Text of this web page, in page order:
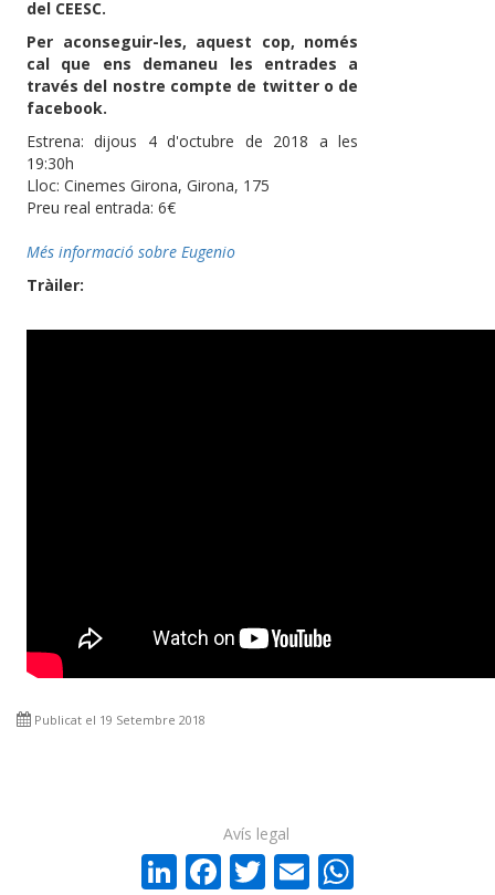
del CEESC.
Per aconseguir-les, aquest cop, només
cal que ens demaneu les entrades a
través del nostre compte de twitter o de
facebook.
Estrena: dijous 4 d'octubre de 2018 a les
19:30h
Lloc: Cinemes Girona, Girona, 175
Preu real entrada: 6€
Més informació sobre Eugenio
Tràiler:
Publicat el 19 Setembre 2018
LinkedIn
Facebook
Twitter
Email
Avís legal